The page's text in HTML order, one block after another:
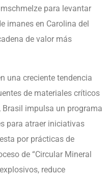
para levantar
imanes en Carolina del
de valor más
una creciente tendencia
de materiales críticos
Brasil impulsa un programa
para atraer iniciativas
por prácticas de
de “Circular Mineral
reduce